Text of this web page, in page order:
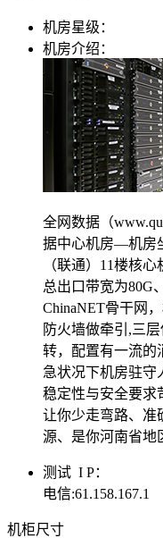
机房星级：
机房介绍：
全网数据（
据中心机房—机房
（联通）11楼核
总出口带宽为80G
ChinaNET骨干网
防火墙做牵引,三
转，配置有一流的
急状况下机房驻守
稳定性与安全要求
让你少走弯路、准
源、是你河南省地
测试 I P：
电信:61.158.167.1
机柜尺寸